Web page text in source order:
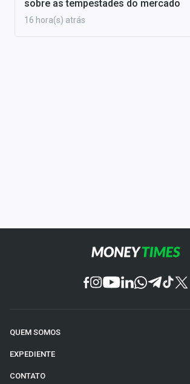
sobre as tempestades do mercado
16 hora(s) atrás
QUEM SOMOS
EXPEDIENTE
CONTATO